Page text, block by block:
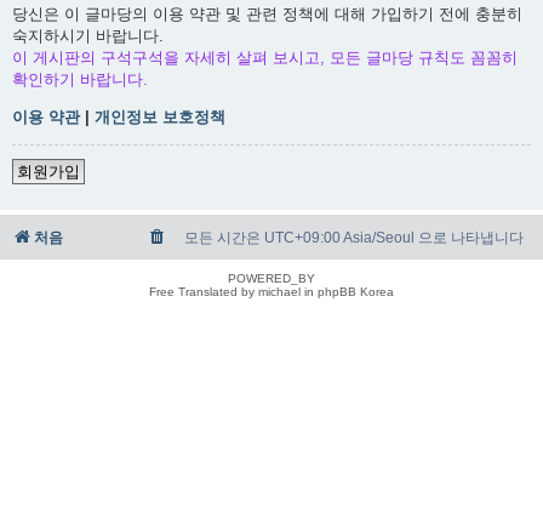
당신은 이 글마당의 이용 약관 및 관련 정책에 대해 가입하기 전에 충분히
숙지하시기 바랍니다.
이 게시판의 구석구석을 자세히 살펴 보시고, 모든 글마당 규칙도 꼼꼼히
확인하기 바랍니다.
이용 약관| 개인정보 보호정책
회원가입
처음 모든 시간은 UTC+09:00 Asia/Seoul 으로 나타냅니다
POWERED_BY
Free Translated by michael in phpBB Korea